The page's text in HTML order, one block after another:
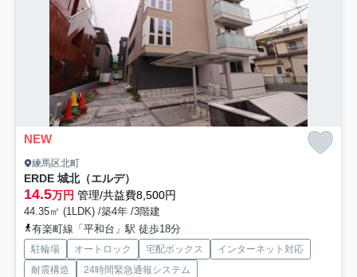
NEW
練馬区北町
ERDE 城北（エルデ）
14.5万円 管理/共益費8,500円
44.35㎡ (1LDK) /築4年 /3階建
有楽町線「平和台」駅 徒歩18分
駐輪場 オートロック 宅配ボックス
インターネット対応
耐震構造
24時間緊急通報システム